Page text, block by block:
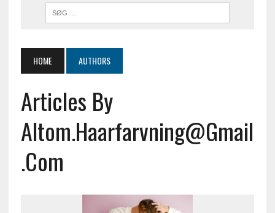
HOME AUTHORS
Articles By
Altom.haarfarvning@gmail
.com